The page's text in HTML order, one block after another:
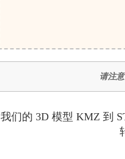
请注意
我们的 3D 模型 KMZ 到